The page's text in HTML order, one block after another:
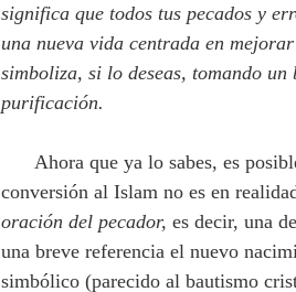
significa que todos tus pecados y
una nueva vida centrada en
simboliza, si lo deseas, tomando
purificación.
Ahora que ya lo sabes, es
conversión al Islam no es en
oración del pecador, es decir, una
una breve referencia el nuevo
simbólico (parecido al bautismo